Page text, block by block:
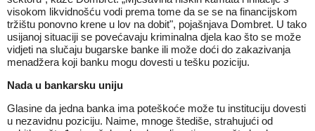
visokom likvidnošću vodi prema tome da se se na financijskom
tržištu ponovno krene u lov na dobit", pojašnjava Dombret. U tako
usijanoj situaciji se povećavaju kriminalna djela kao što se može
vidjeti na slučaju bugarske banke ili može doći do zakazivanja
menadžera koji banku mogu dovesti u tešku poziciju.
Nada u bankarsku uniju
Glasine da jedna banka ima poteškoće može tu instituciju dovesti
u nezavidnu poziciju. Naime, mnoge štediše, strahujući od